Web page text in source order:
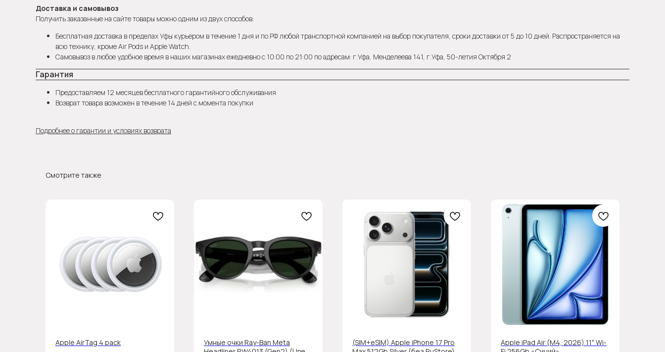
Доставка и самовывоз
Получить заказанные на сайте товары можно одним из двух способов:
Бесплатная доставка в пределах Уфы курьером в течение 1 дня и по РФ любой транспортной компанией на выбор покупателя, сроки доставки от 5 до 10 дней. Распространяется на
всю технику, кроме Air Pods и Apple Watch.
Самовывоз в любое удобное время в наших магазинах ежедневно с 10:00 по 21:00 по адресам: г.Уфа, Менделеева 141, г.Уфа, 50-летия Октября 2
Гарантия
Предоставляем 12 месяцев бесплатного гарантийного обслуживания
Возврат товара возможен в течение 14 дней с момента покупки
Подробнее о гарантии и условиях возврата
Смотрите также
Apple AirTag 4 pack
Умные очки Ray-Ban Meta
(SIM+eSIM) Apple iPhone 17 Pro
Apple iPad Air (M4, 2026) 11" Wi-